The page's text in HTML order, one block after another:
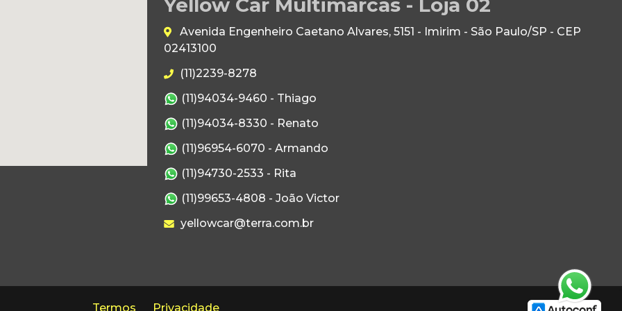
Avenida Engenheiro Caetano Alvares, 5151 - Imirim - São Paulo/SP - CEP
02413100
(11)2239-8278
(11)94034-9460 - Thiago
(11)94034-8330 - Renato
(11)96954-6070 - Armando
(11)94730-2533 - Rita
(11)99653-4808 - João Victor
yellowcar@terra.com.br
Termos Privacidade